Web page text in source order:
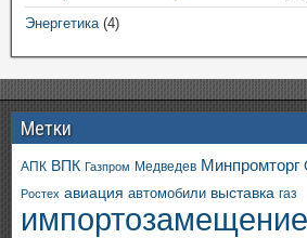
Энергетика(4)
Метки
АПК ВПК Газпром Медведев Минпромторг
Ростех авиация автомобили выставка газ
импортозамещение